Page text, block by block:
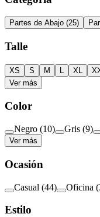
Partes de Abajo (25)
Talle
XS S M XL
Ver más
Color
Negro (10) Gris (9)
Ver más
Ocasión
Casual (44) Oficina (
Estilo